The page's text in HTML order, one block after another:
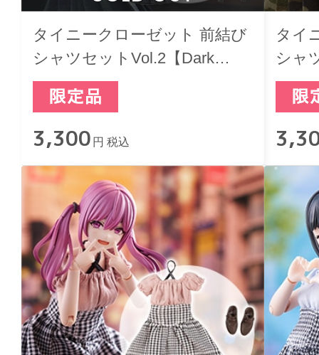
タイニークローゼット 前結び
シャツセットVol.2【Dark
Green】
3,300 円 税込
タイ
シャ
Vol.2